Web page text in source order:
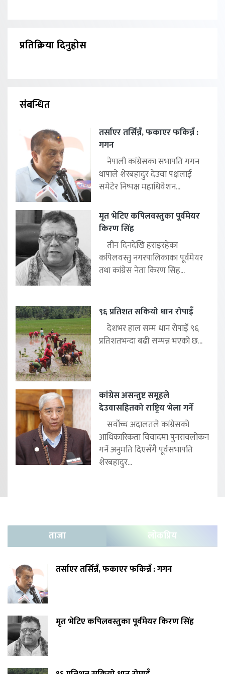
प्रतिक्रिया दिनुहोस
संबन्धित
तर्साएर तर्सिन्नँ, फकाएर फकिन्नँ :
गगन
नेपाली कांग्रेसका सभापति गगन
थापाले शेरबहादुर देउवा पक्षलाई
समेटेर निष्पक्ष महाधिवेशन...
मृत भेटिए कपिलवस्तुका पूर्वमेयर
किरण सिंह
तीन दिनदेखि हराइरहेका
कपिलवस्तु नगरपालिकाका पूर्वमेयर
तथा कांग्रेस नेता किरण सिंह...
९६ प्रतिशत सकियो धान रोपाइँ
देशभर हाल सम्म धान रोपाइँ ९६
प्रतिशतभन्दा बढी सम्पन्न भएको छ...
कांग्रेस असन्तुष्ट समूहले
देउवासहितको राष्ट्रिय भेला गर्ने
सर्वोच्च अदालतले कांग्रेसको
आधिकारिकता विवादमा पुनरावलोकन
गर्ने अनुमति दिएसँगै पूर्वसभापति
शेरबहादुर...
ताजा लोकप्रिय
तर्साएर तर्सिन्नँ, फकाएर फकिन्नँ : गगन
मृत भेटिए कपिलवस्तुका पूर्वमेयर किरण सिंह